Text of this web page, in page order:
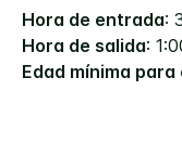
Hora de entrada:
Hora de salida:
Edad mínima